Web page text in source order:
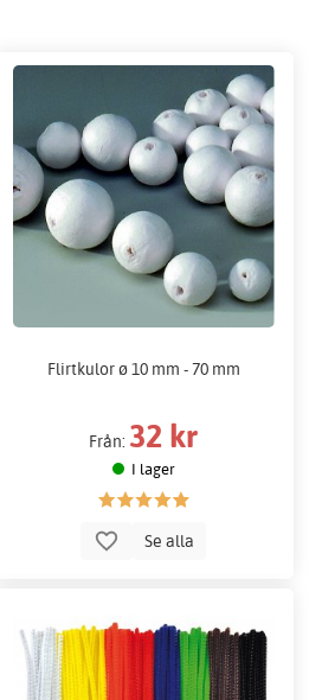
Flirtkulor ø 10 mm - 70 mm
Från: 32 kr
I lager
Se alla